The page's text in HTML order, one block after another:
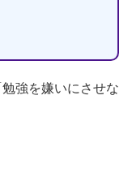
強を嫌いにさせな